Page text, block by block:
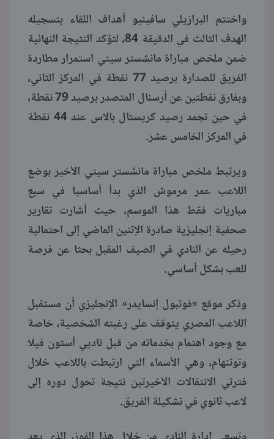
واختتم البرازيلي سافينيو أهداف اللقاء بتسجيله
الهدف الثالث في الدقيقة 84، لتؤكد النتيجة النهائية
ضمن ملخص مباراة مانشستر سيتي استمرار مطاردة
الفريق للصدارة برصيد 77 نقطة في المركز الثاني،
وبفارق نقطتين عن أرسنال المتصدر برصيد 79 نقطة،
في حين تجمد رصيد كريستال بالاس عند 44 نقطة
في المركز الخامس عشر.
ويرتبط ملخص مباراة مانشستر سيتي الأخير بوضع
اللاعب عمر مرموش الذي بدأ أساسيا في سبع
مباريات فقط هذا الموسم، حيث أشارت تقارير
صحفية إنجليزية صادرة الإثنين الماضي إلى احتمالية
رحيله عن النادي في الصيف المقبل بحثا عن فرصة
للعب بشكل أساسي.
وذكر موقع «فوتبول إنسايدر» الإنجليزي أن مستقبل
اللاعب المصري يتوقف على رغبته الشخصية، خاصة
مع وجود اهتمام بخدماته من قبل ناديي أستون فيلا
وتوتنهام، وهي الأسماء التي ارتبطت باللاعب خلال
فترتي الانتقالات الأخيرتين نتيجة تحول دوره إلى
لاعب ثانوي في تشكيلة الفريق.